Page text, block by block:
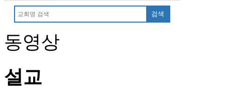
검색
동영상
설교